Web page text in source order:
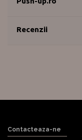
Recenzii
Contacteaza-ne